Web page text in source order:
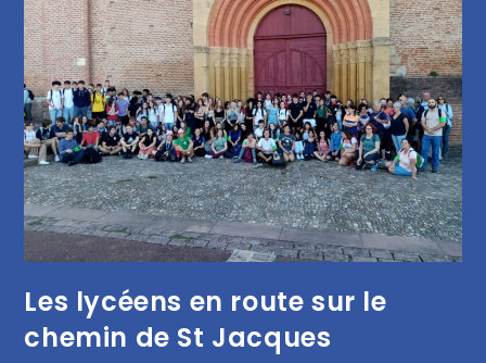
Les lycéens en route sur le
chemin de St Jacques